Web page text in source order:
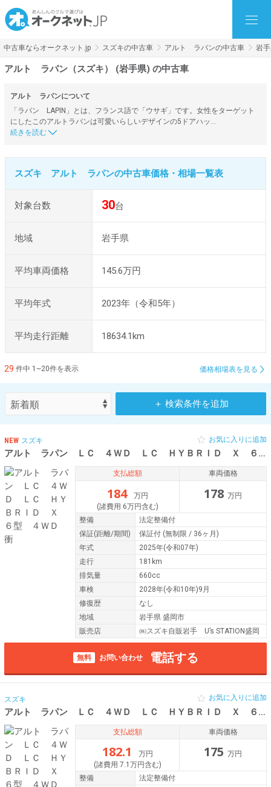
中古車ならオークネット.jp スズキの中古車 アルト ラパンの中古車 岩
アルト ラパン（スズキ） (岩手県) の中古車
アルト ラパンについて
「ラパン LAPIN」とは、フランス語で「ウサギ」です。女性をターゲット
にしたこのアルトラパンは可愛いらしいデザインの5ドアハッ…
スズキ アルト ラパンの中古車価格・相場一覧表
対象台数 30台
地域 岩手県
平均車両価格 145.6万円
平均年式 2023年（令和5年）
平均走行距離 18634.1km
29 件中 1~20件を表示 価格相場表を見る
＋ 検索条件を追加
NEW スズキ
アルト ラパン ＬＣ ４ＷＤ ＬＣ ＨＹＢＲＩＤ Ｘ ６型 ４ＷＤ 衝
お気に入りに追加
支払総額
184
万円
(諸費用 6万円含む)
車両価格
178 万円
整備
法定整備付
保証(距離/期間) 保証付 (無制限 / 36ヶ月)
年式
2025年(令和07年)
走行
181km
排気量
660cc
車検
2028年(令和10年)9月
修復歴
なし
地域
岩手県 盛岡市
販売店
㈱スズキ自販岩手 U’s STATION盛岡
無料 お問い合わせ 電話する
スズキ
アルト ラパン ＬＣ ４ＷＤ ＬＣ ＨＹＢＲＩＤ Ｘ ６型 ４ＷＤ 衝
お気に入りに追加
支払総額
182.1
万円
(諸費用 7.1万円含む)
車両価格
175 万円
整備
法定整備付